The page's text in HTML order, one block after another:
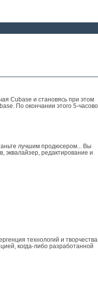
Cubase и становясь при этом
По окончании этого 5-
лучшим продюсером... Вы
эквалайзер, редактирование и
технологий и творчества
когда-либо разработанной